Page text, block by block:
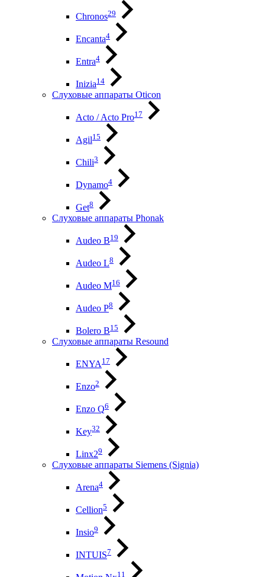
Chronos29
Encanta4
Entra4
Inizia14
Слуховые аппараты Oticon
Acto / Acto Pro17
Agil15
Chili3
Dynamo4
Get8
Слуховые аппараты Phonak
Audeo B19
Audeo L8
Audeo М16
Audeo P8
Bolero B15
Слуховые аппараты Resound
ENYA 17
Enzo2
Enzo Q6
Key32
Linx29
Слуховые аппараты Siemens (Signia)
Arena4
Cellion5
Insio9
INTUIS7
11